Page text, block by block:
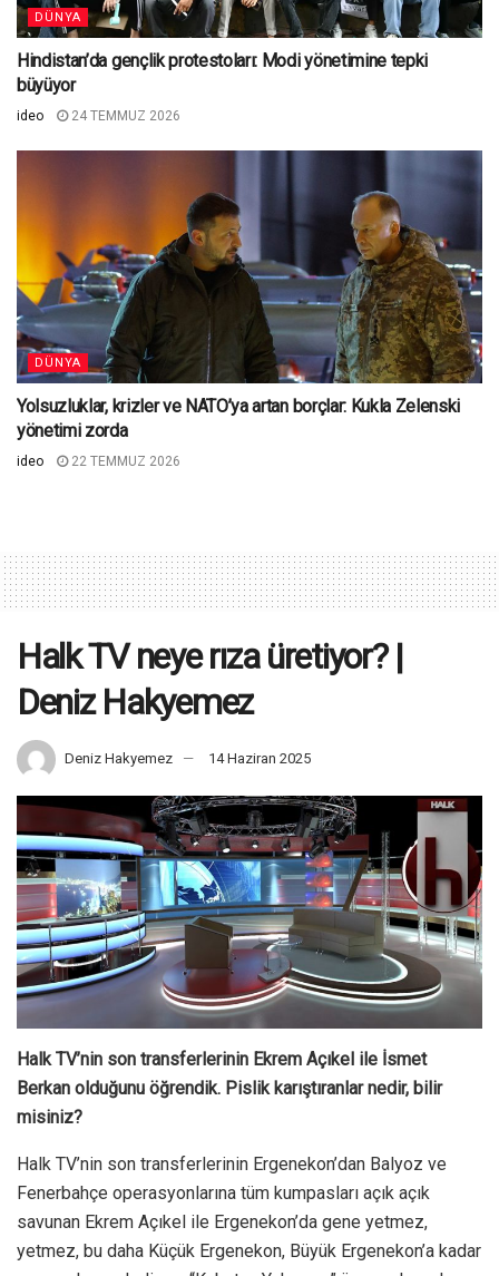
DÜNYA
Hindistan’da gençlik protestoları: Modi yönetimine tepki
büyüyor
ideo 24 TEMMUZ 2026
DÜNYA
Yolsuzluklar, krizler ve NATO’ya artan borçlar: Kukla Zelenski
yönetimi zorda
ideo 22 TEMMUZ 2026
Halk TV neye rıza üretiyor? |
Deniz Hakyemez
Deniz Hakyemez 14 Haziran 2025
Halk TV’nin son transferlerinin Ekrem Açıkel ile İsmet
Berkan olduğunu öğrendik. Pislik karıştıranlar nedir, bilir
misiniz?
Halk TV’nin son transferlerinin Ergenekon’dan Balyoz ve
Fenerbahçe operasyonlarına tüm kumpasları açık açık
savunan Ekrem Açıkel ile Ergenekon’da gene yetmez,
yetmez, bu daha Küçük Ergenekon, Büyük Ergenekon’a kadar